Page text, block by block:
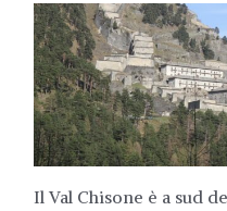
Il Val Chisone è a sud